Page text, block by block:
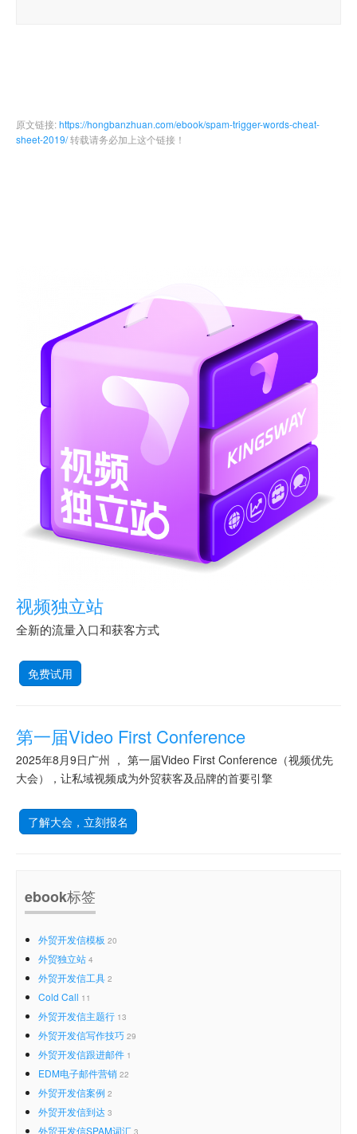
原文链接:https://hongbanzhuan.com/ebook/spam-trigger-words-cheat-
sheet-2019/转载请务必加上这个链接！
视频独立站
全新的流量入口和获客方式
免费试用
第一届Video First Conference
2025年8月9日广州 ， 第一届Video First Conference（视频优先
大会），让私域视频成为外贸获客及品牌的首要引擎
了解大会，立刻报名
ebook标签
外贸开发信模板 20
外贸独立站 4
外贸开发信工具 2
Cold Call 11
外贸开发信主题行 13
外贸开发信写作技巧 29
外贸开发信跟进邮件 1
EDM电子邮件营销 22
外贸开发信案例 2
外贸开发信到达 3
外贸开发信SPAM词汇 3